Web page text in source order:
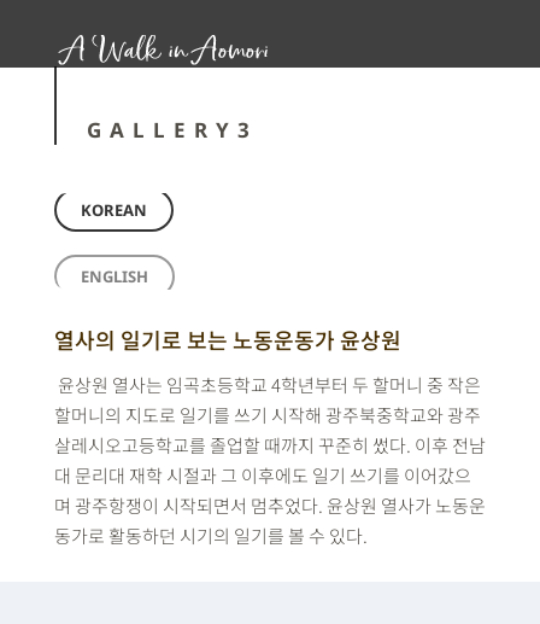
GALLERY3
KOREAN
ENGLISH
열사의 일기로 보는 노동운동가 윤상원
윤상원 열사는 임곡초등학교 4학년부터 두 할머니 중 작은
할머니의 지도로 일기를 쓰기 시작해 광주북중학교와 광주
살레시오고등학교를 졸업할 때까지 꾸준히 썼다. 이후 전남
대 문리대 재학 시절과 그 이후에도 일기 쓰기를 이어갔으
며 광주항쟁이 시작되면서 멈추었다. 윤상원 열사가 노동운
동가로 활동하던 시기의 일기를 볼 수 있다.